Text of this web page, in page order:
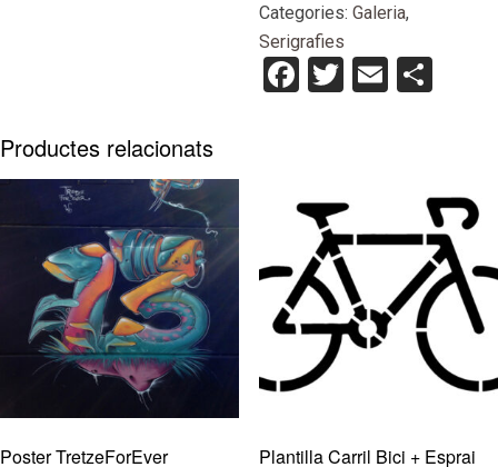
3/50
Categories: Galeria,
Serigrafies
Facebook
Twitter
Email
Productes relacionats
Poster TretzeForEver
Plantilla Carril Bici + Esprai